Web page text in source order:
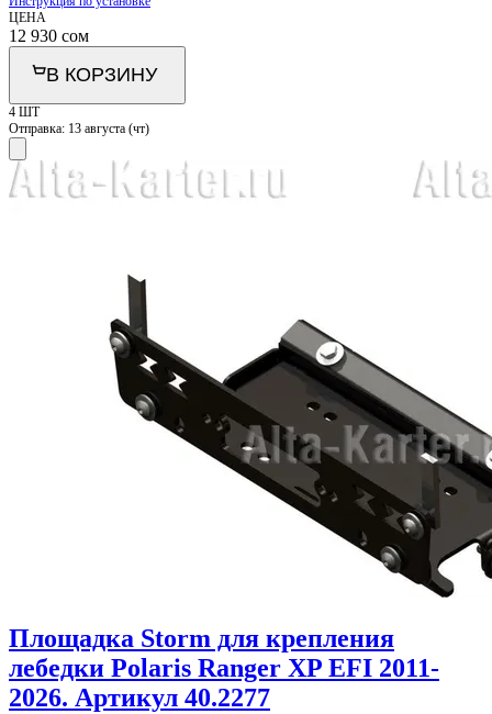
ЦЕНА
12 930 сом
В КОРЗИНУ
4 ШТ
Отправка: 13 августа (чт)
Площадка Storm для крепления
лебедки Polaris Ranger XP EFI 2011-
2026. Артикул 40.2277